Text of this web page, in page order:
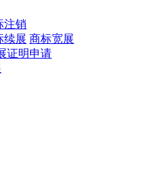
注销
续展 商标宽展
证明申请